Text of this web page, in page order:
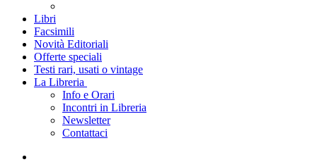
Libri
Facsimili
Novità Editoriali
Offerte speciali
Testi rari, usati o vintage
La Libreria
Info e Orari
Incontri in Libreria
Newsletter
Contattaci